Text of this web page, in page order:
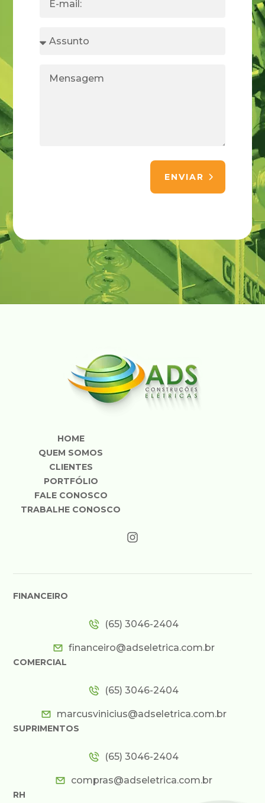
ENVIAR
HOME
QUEM SOMOS
CLIENTES
PORTFÓLIO
FALE CONOSCO
TRABALHE CONOSCO
FINANCEIRO
(65) 3046-2404
financeiro@adseletrica.com.br
COMERCIAL
(65) 3046-2404
marcusvinicius@adseletrica.com.br
SUPRIMENTOS
(65) 3046-2404
compras@adseletrica.com.br
RH